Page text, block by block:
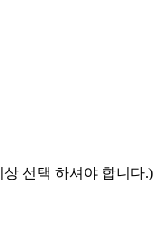
선택 하셔야 합니다.)